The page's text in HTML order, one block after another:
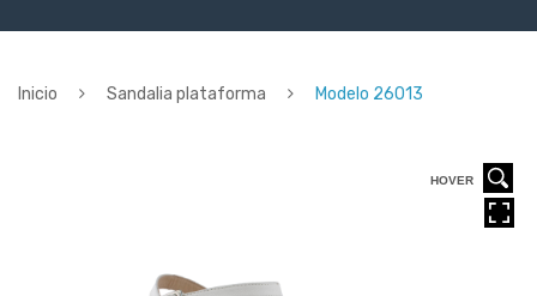
Inicio Sandalia plataforma Modelo 26013
HOVER
HOVER
HOVER